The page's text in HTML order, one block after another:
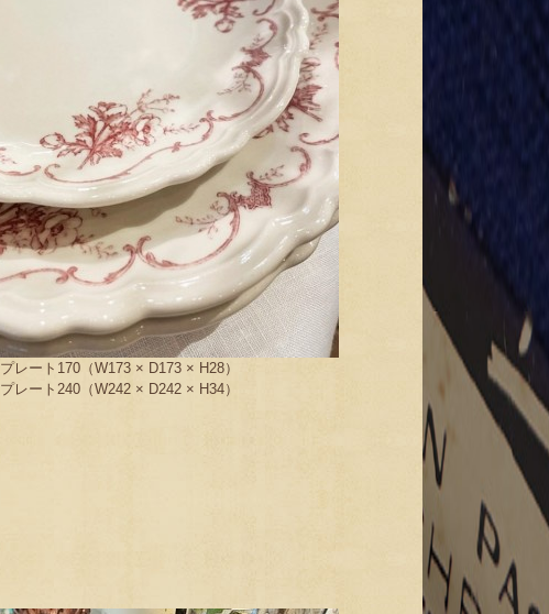
プレート170（W173 × D173 × H28）
プレート240（W242 × D242 × H34）